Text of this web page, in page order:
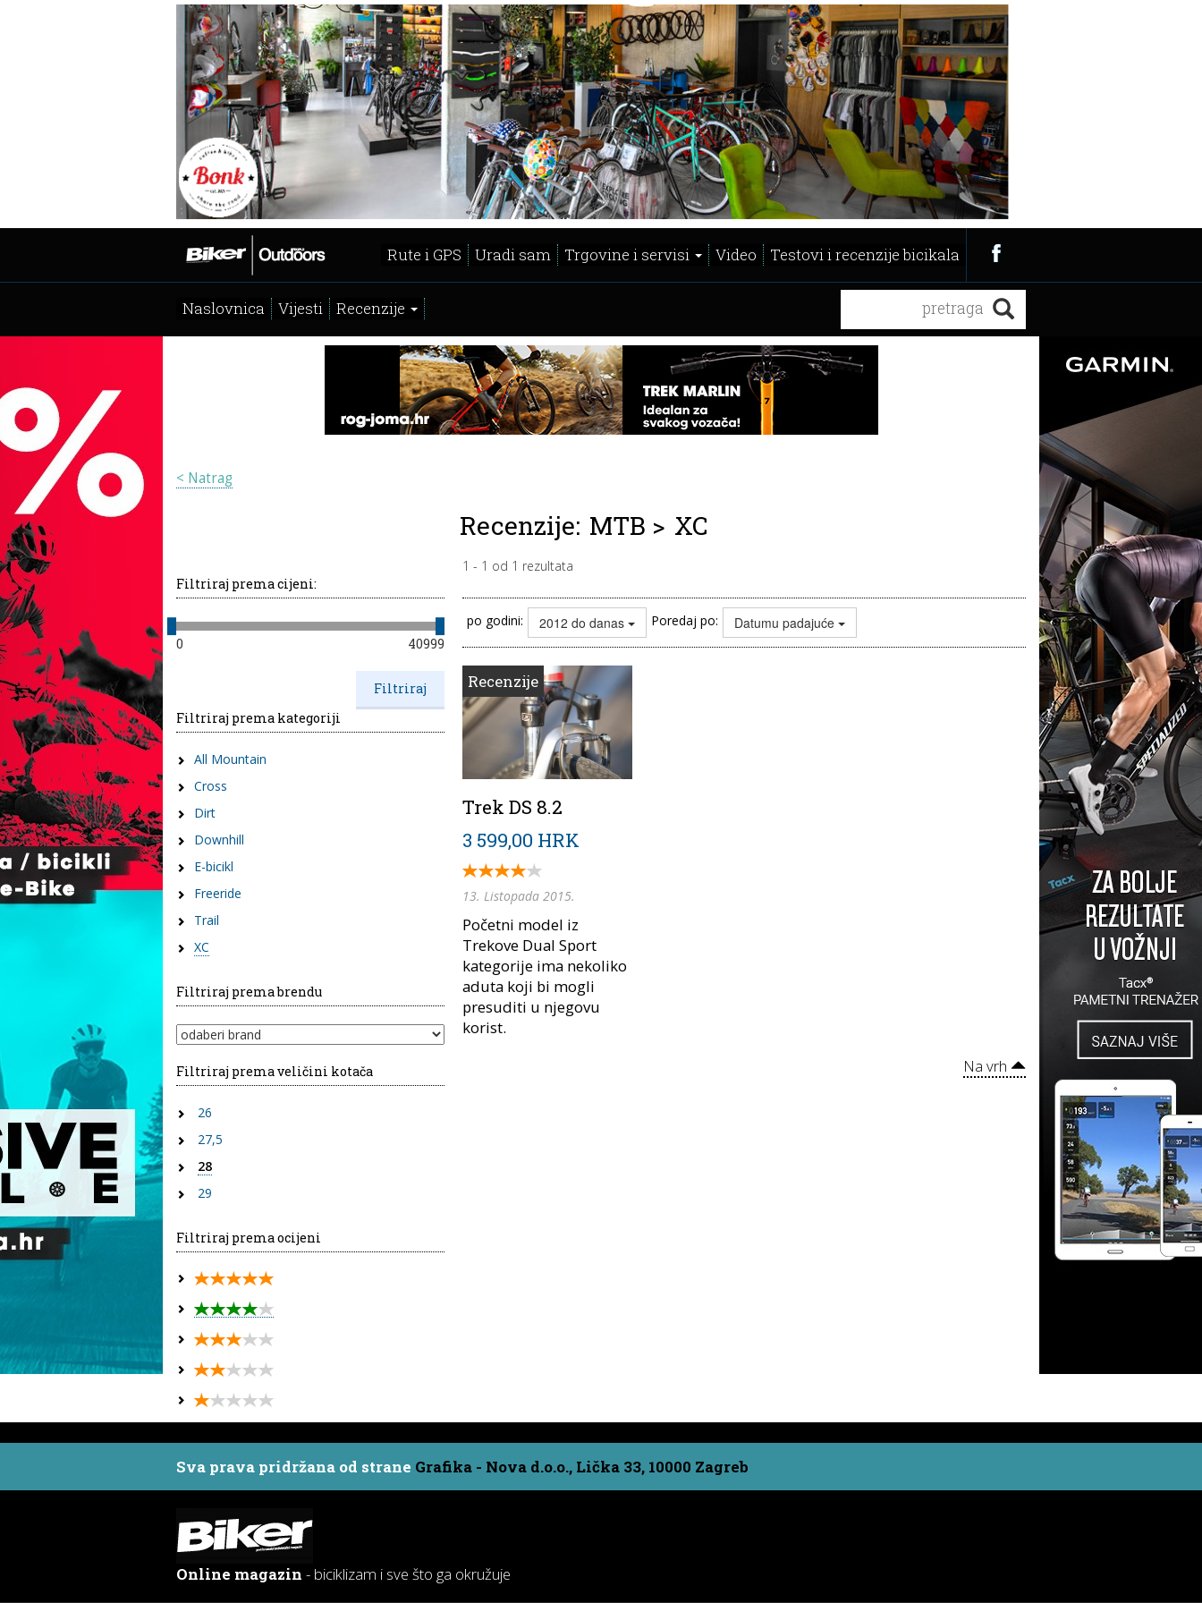
Rute i GPS Uradi sam Trgovine i servisi Video Testovi i recenzije bicikala
Naslovnica Vijesti Recenzije
< Natrag
Recenzije: MTB > XC
1 - 1 od 1 rezultata
Filtriraj prema cijeni:
0 40999
Filtriraj prema kategoriji
All Mountain
Cross
Dirt
Downhill
E-bicikl
Freeride
Trail
XC
Filtriraj prema brendu
Filtriraj prema veličini kotača
26
27,5
28
29
Filtriraj prema ocijeni
po godini: 2012 do danas Poredaj po: Datumu padajuće
Recenzije
Trek DS 8.2
3 599,00 HRK
13. Listopada 2015.
Početni model iz
Trekove Dual Sport
kategorije ima nekoliko
aduta koji bi mogli
presuditi u njegovu
korist.
Na vrh
Sva prava pridržana od strane Grafika - Nova d.o.o., Lička 33, 10000 Zagreb
Online magazin - biciklizam i sve što ga okružuje